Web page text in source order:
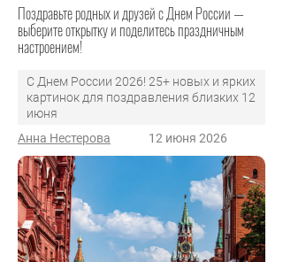
Поздравьте родных и друзей с Днем России —
выберите открытку и поделитесь праздничным
настроением!
С Днем России 2026! 25+ новых и ярких
картинок для поздравления близких 12
июня
Анна Нестерова
12 июня 2026